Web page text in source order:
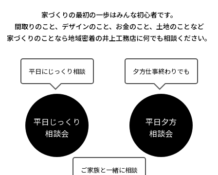
家づくりの最初の一歩はみんな初心者です。
間取りのこと、デザインのこと、お金のこと、土地のことなど
家づくりのことなら地域密着の井上工務店に何でも相談ください。
平日にじっくり相談
平日じっくり
相談会
夕方仕事終わりでも
平日夕方
相談会
ご家族と一緒に相談